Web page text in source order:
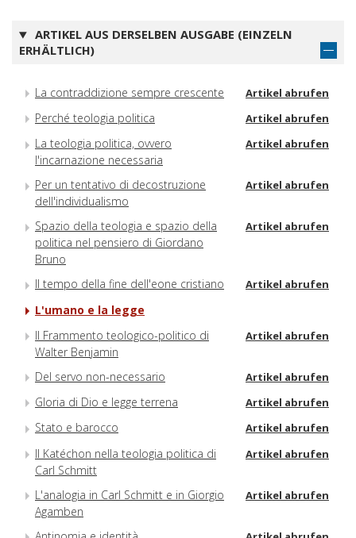
ARTIKEL AUS DERSELBEN AUSGABE (EINZELN
ERHÄLTLICH)
La contraddizione sempre crescente Artikel abrufen
Perché teologia politica Artikel abrufen
La teologia politica, ovvero
l'incarnazione necessaria
Artikel abrufen
Per un tentativo di decostruzione
dell'individualismo
Artikel abrufen
Spazio della teologia e spazio della
politica nel pensiero di Giordano
Bruno
Artikel abrufen
Il tempo della fine dell'eone cristiano Artikel abrufen
L'umano e la legge
Il Frammento teologico-politico di
Walter Benjamin
Artikel abrufen
Del servo non-necessario Artikel abrufen
Gloria di Dio e legge terrena Artikel abrufen
Stato e barocco Artikel abrufen
Il Katéchon nella teologia politica di
Carl Schmitt
Artikel abrufen
L'analogia in Carl Schmitt e in Giorgio
Agamben
Artikel abrufen